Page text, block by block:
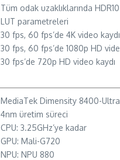
Tüm odak uzaklıklarında
LUT parametreleri
30 fps, 60 fps’de 4K video kaydı
30 fps, 60 fps’de 1080p HD
30 fps’de 720p HD video kaydı
MediaTek Dimensity 8400-Ultra
4nm üretim süreci
CPU: 3.25GHz’ye kadar
GPU: Mali-G720
NPU: NPU 880